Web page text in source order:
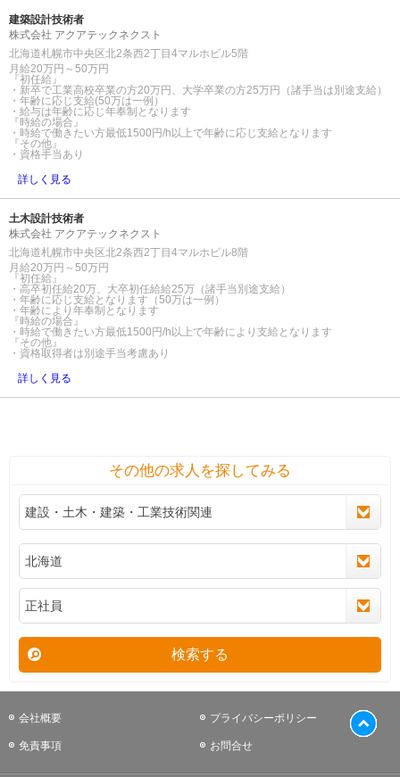
建築設計技術者
株式会社 アクアテックネクスト
北海道札幌市中央区北2条西2丁目4マルホビル5階
月給20万円～50万円
『初任給』
・新卒で工業高校卒業の方20万円、大学卒業の方25万円（諸手当は別途支給）
・年齢に応じ支給(50万は一例）
・給与は年齢に応じ年奉制となります
『時給の場合』
・時給で働きたい方最低1500円/h以上で年齢に応じ支給となります
『その他』
・資格手当あり
詳しく見る
土木設計技術者
株式会社 アクアテックネクスト
北海道札幌市中央区北2条西2丁目4マルホビル8階
月給20万円～50万円
『初任給』
・高卒初任給20万、大卒初任給給25万（諸手当別途支給）
・年齢に応じ支給となります（50万は一例）
・年齢により年奉制となります
『時給の場合』
・時給で働きたい方最低1500円/h以上で年齢により支給となります
『その他』
・資格取得者は別途手当考慮あり
詳しく見る
その他の求人を探してみる
検索する
会社概要 プライバシーポリシー
免責事項 お問合せ